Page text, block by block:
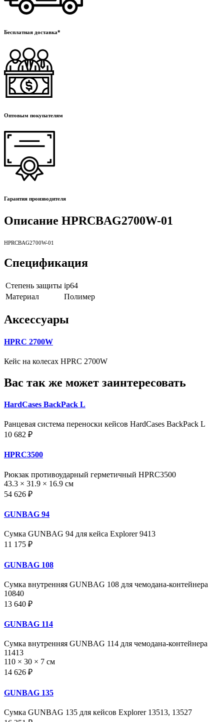
Бесплатная доставка*
Оптовым покупателям
Гарантия производителя
Описание HPRCBAG2700W-01
HPRCBAG2700W-01
Спецификация
Степень защиты ip64
Материал
Полимер
Аксессуары
HPRC 2700W
Кейс на колесах HPRC 2700W
Вас так же может заинтересовать
HardCases BackPack L
Ранцевая система переноски кейсов HardCases BackPack L
10 682 ₽
HPRC3500
Рюкзак противоударный герметичный HPRC3500
43.3 × 31.9 × 16.9 см
54 626 ₽
GUNBAG 94
Сумка GUNBAG 94 для кейса Explorer 9413
11 175 ₽
GUNBAG 108
Сумка внутренняя GUNBAG 108 для чемодана-контейнера
10840
13 640 ₽
GUNBAG 114
Сумка внутренняя GUNBAG 114 для чемодана-контейнера
11413
110 × 30 × 7 см
14 626 ₽
GUNBAG 135
Сумка GUNBAG 135 для кейсов Explorer 13513, 13527